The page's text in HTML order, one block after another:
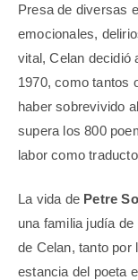
Presa de diversas
emocionales,
vital, Celan decidió
1970, como tantos
haber sobrevivido
supera los 800
labor como
La vida de Petre
una familia judía
de Celan, tanto por
estancia del poeta